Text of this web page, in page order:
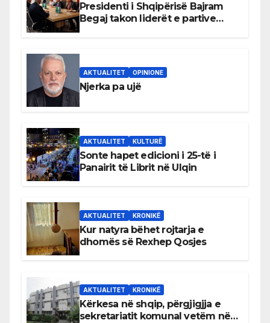
Presidenti i Shqipërisë Bajram
Begaj takon liderët e partive
AKTUALITET OPINIONE
Njerka pa ujë
AKTUALITET KULTURË
Sonte hapet edicioni i 25-të i
Panairit të Librit në Ulqin
AKTUALITET KRONIKË
Kur natyra bëhet rojtarja e
dhomës së Rexhep Qosjes
AKTUALITET KRONIKË
Kërkesa në shqip, përgjigjja e
sekretariatit komunal vetëm në